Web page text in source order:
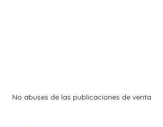
No abuses de las publicaciones de venta